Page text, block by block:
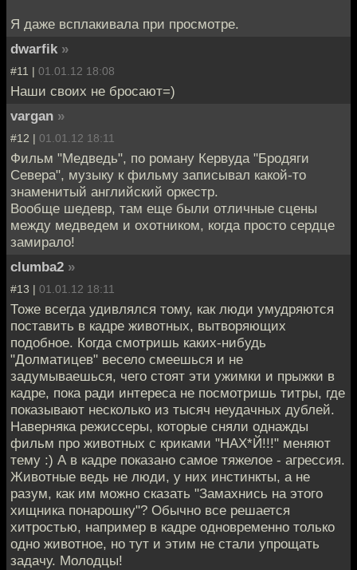
Я даже всплакивала при просмотре.
dwarfik »
#11 | 01.01.12 18:08
Наши своих не бросают=)
vargan »
#12 | 01.01.12 18:11
Фильм "Медведь", по роману Кервуда "Бродяги
Севера", музыку к фильму записывал какой-то
знаменитый английский оркестр.
Вообще шедевр, там еще были отличные сцены
между медведем и охотником, когда просто сердце
замирало!
clumba2 »
#13 | 01.01.12 18:11
Тоже всегда удивлялся тому, как люди умудряются
поставить в кадре животных, вытворяющих
подобное. Когда смотришь каких-нибудь
"Долматицев" весело смеешься и не
задумываешься, чего стоят эти ужимки и прыжки в
кадре, пока ради интереса не посмотришь титры, где
показывают несколько из тысяч неудачных дублей.
Наверняка режиссеры, которые сняли однажды
фильм про животных с криками "НАХ*Й!!!" меняют
тему :) А в кадре показано самое тяжелое - агрессия.
Животные ведь не люди, у них инстинкты, а не
разум, как им можно сказать "Замахнись на этого
хищника понарошку"? Обычно все решается
хитростью, например в кадре одновременно только
одно животное, но тут и этим не стали упрощать
задачу. Молодцы!